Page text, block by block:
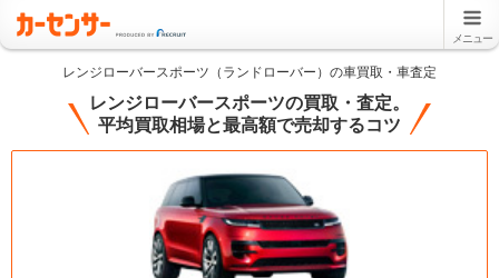
メニュー
レンジローバースポーツ（ランドローバー）の車買取・車査定
レンジローバースポーツの買取・査定。
平均買取相場と最高額で売却するコツ